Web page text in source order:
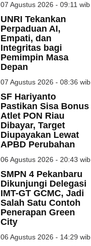
07 Agustus 2026 - 09:11 wib
UNRI Tekankan
Perpaduan AI,
Empati, dan
Integritas bagi
Pemimpin Masa
Depan
07 Agustus 2026 - 08:36 wib
SF Hariyanto
Pastikan Sisa Bonus
Atlet PON Riau
Dibayar, Target
Diupayakan Lewat
APBD Perubahan
06 Agustus 2026 - 20:43 wib
SMPN 4 Pekanbaru
Dikunjungi Delegasi
IMT-GT GCMC, Jadi
Salah Satu Contoh
Penerapan Green
City
06 Agustus 2026 - 14:29 wib